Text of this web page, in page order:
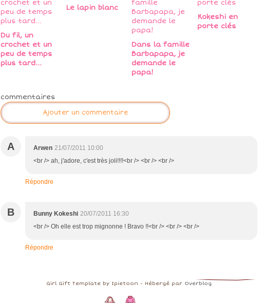
Du fil, un
crochet et un
peu de temps
plus tard...
Le lapin blanc
Dans la famille
Barbapapa, je
demande le
papa!
Kokeshi en
porte clés
commentaires
Ajouter un commentaire
A Arwen 21/07/2011 10:00
<br /> ah, j'adore, c'est très joli!!!!<br /> <br /> <br />
Répondre
B Bunny Kokeshi 20/07/2011 16:30
<br /> Oh elle est trop mignonne ! Bravo !!<br /> <br /> <br />
Répondre
Girl Gift Template by Ipietoon - Hébergé par Overblog